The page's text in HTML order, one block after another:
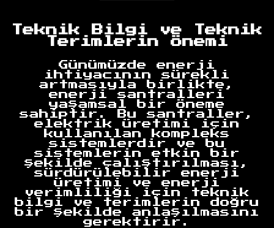
Teknik Bilgi ve Teknik
Terimlerin Önemi
Günümüzde enerji
ihtiyacının sürekli
artmasıyla birlikte,
enerji santralleri
yaşamsal bir öneme
sahiptir. Bu santraller,
elektrik üretimi için
kullanılan kompleks
sistemlerdir ve bu
sistemlerin etkin bir
şekilde çalıştırılması,
sürdürülebilir enerji
üretimi ve enerji
verimliliği için teknik
bilgi ve terimlerin doğru
bir şekilde anlaşılmasını
gerektirir.